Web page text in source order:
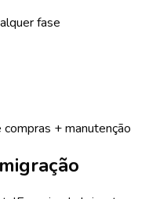
fase
+ manutenção